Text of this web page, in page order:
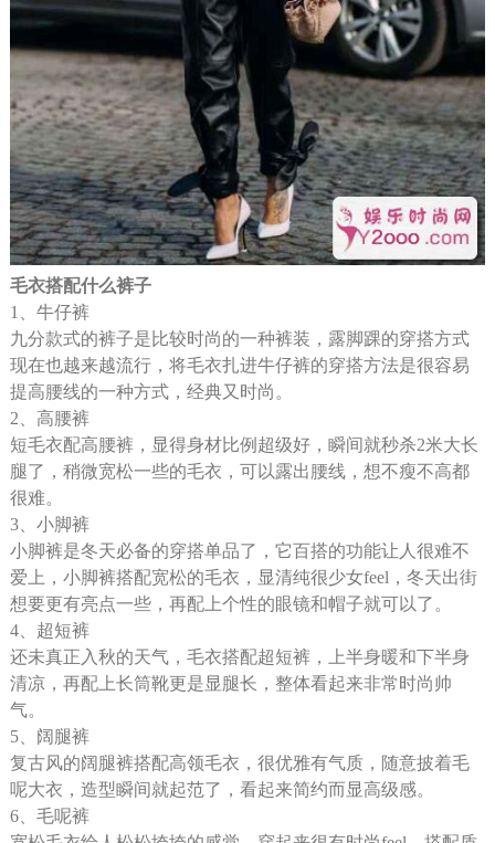
毛衣搭配什么裤子
1、牛仔裤
九分款式的裤子是比较时尚的一种裤装，露脚踝的穿搭方式
现在也越来越流行，将毛衣扎进牛仔裤的穿搭方法是很容易
提高腰线的一种方式，经典又时尚。
2、高腰裤
短毛衣配高腰裤，显得身材比例超级好，瞬间就秒杀2米大长
腿了，稍微宽松一些的毛衣，可以露出腰线，想不瘦不高都
很难。
3、小脚裤
小脚裤是冬天必备的穿搭单品了，它百搭的功能让人很难不
爱上，小脚裤搭配宽松的毛衣，显清纯很少女feel，冬天出街
想要更有亮点一些，再配上个性的眼镜和帽子就可以了。
4、超短裤
还未真正入秋的天气，毛衣搭配超短裤，上半身暖和下半身
清凉，再配上长筒靴更是显腿长，整体看起来非常时尚帅
气。
5、阔腿裤
复古风的阔腿裤搭配高领毛衣，很优雅有气质，随意披着毛
呢大衣，造型瞬间就起范了，看起来简约而显高级感。
6、毛呢裤